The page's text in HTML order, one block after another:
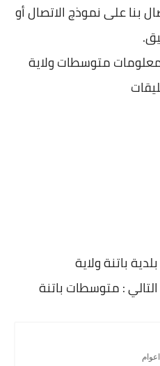
بنا على نموذج الاتصال أو
متوسطات ولاية
باتنة ولاية
التالي : متوسطات باتنة